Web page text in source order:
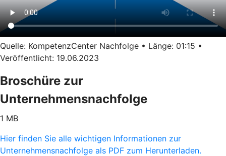
Quelle: KompetenzCenter Nachfolge • Länge: 01:15 •
Veröffentlicht: 19.06.2023
Broschüre zur
Unternehmensnachfolge
1 MB
Hier finden Sie alle wichtigen Informationen zur
Unternehmensnachfolge als PDF zum Herunterladen.